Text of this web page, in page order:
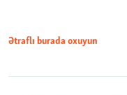
Ətraflı burada oxuyun